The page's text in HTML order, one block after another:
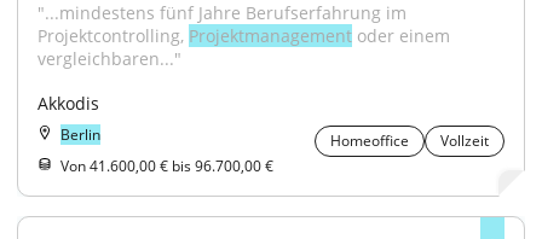
"...mindestens fünf Jahre Berufserfahrung im
Projektcontrolling, Projektmanagement oder einem
vergleichbaren..."
Akkodis
Berlin Homeoffice
Vollzeit
Von 41.600,00 € bis 96.700,00 €